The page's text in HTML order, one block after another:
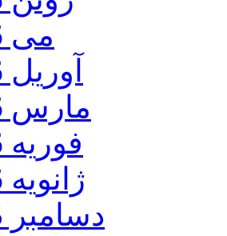
می 2016
آوریل 2016
مارس 2016
فوریه 2016
ژانویه 2016
دسامبر 2015